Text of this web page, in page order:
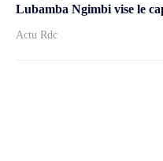
Lubamba Ngimbi vise le
Actu Rdc